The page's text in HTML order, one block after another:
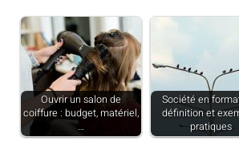
Ouvrir un salon de
coiffure : budget, matériel,
…
Société en
définition et
pratiques